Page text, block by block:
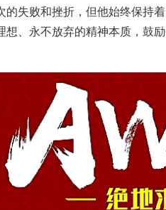
失败和挫折，但他始终保持
、永不放弃的精神本质，鼓